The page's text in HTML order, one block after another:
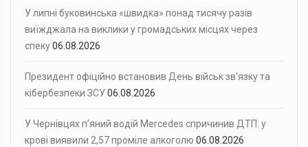
У липні буковинська «швидка» понад тисячу разів
виїжджала на виклики у громадських місцях через
спеку06.08.2026
Президент офіційно встановив День військ зв’язку та
кібербезпеки ЗСУ06.08.2026
У Чернівцях п’яний водій Mercedes спричинив ДТП: у
крові виявили 2,57 проміле алкоголю 06.08.2026